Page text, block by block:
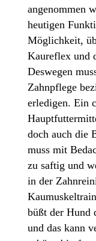
angenommen
heutigen
Möglichkeit,
Kaureflex und
Deswegen
Zahnpflege
erledigen. Ein
doch auch die
muss mit
zu saftig und
in der
büßt der Hund
und das kann